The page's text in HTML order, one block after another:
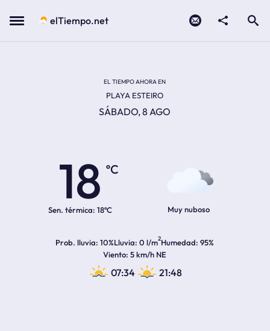
Menu elTiempo.net
EL TIEMPO AHORA EN
PLAYA ESTEIRO
SÁBADO, 8 AGO
18
ºC
Sen. térmica: 18ºC Muy nuboso
Prob. lluvia 10%Lluvia 0 l/m2Humedad 95%
Viento 5 km/h NE
07:34 21:48